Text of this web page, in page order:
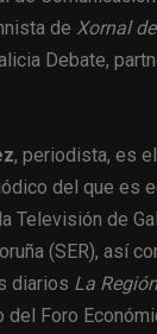
de Xornal
Debate,
, periodista, es
del que es
Televisión de
(SER), así
diarios La Región
del Foro